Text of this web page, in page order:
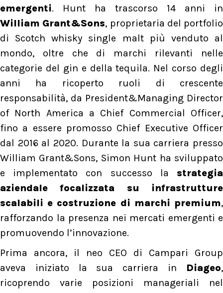
emergenti. Hunt ha trascorso 14 anni in
William Grant&Sons, proprietaria del portfolio
di Scotch whisky single malt più venduto al
mondo, oltre che di marchi rilevanti nelle
categorie del gin e della tequila. Nel corso degli
anni ha ricoperto ruoli di crescente
responsabilità, da President&Managing Director
of North America a Chief Commercial Officer,
fino a essere promosso Chief Executive Officer
dal 2016 al 2020. Durante la sua carriera presso
William Grant&Sons, Simon Hunt ha sviluppato
e implementato con successo la strategia
aziendale focalizzata su infrastrutture
scalabili e costruzione di marchi premium,
rafforzando la presenza nei mercati emergenti e
promuovendo l’innovazione.
Prima ancora, il neo CEO di Campari Group
aveva iniziato la sua carriera in Diageo,
ricoprendo varie posizioni manageriali nel